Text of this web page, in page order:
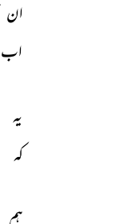
ان
اب
یہ
کہ
ہم